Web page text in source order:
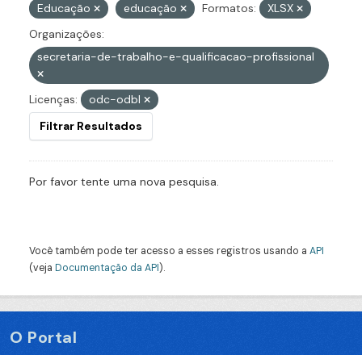
Educação
educação Formatos:
XLSX
Organizações:
secretaria-de-trabalho-e-qualificacao-profissional
Licenças:
odc-odbl
Filtrar Resultados
Por favor tente uma nova pesquisa.
Você também pode ter acesso a esses registros usando a API
(veja Documentação da API).
O Portal